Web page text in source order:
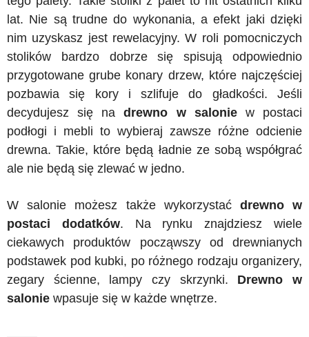
lat. Nie są trudne do wykonania, a efekt jaki dzięki
nim uzyskasz jest rewelacyjny. W roli pomocniczych
stolików bardzo dobrze się spisują odpowiednio
przygotowane grube konary drzew, które najczęściej
pozbawia się kory i szlifuje do gładkości. Jeśli
decydujesz się nadrewno w saloniew postaci
podłogi i mebli to wybieraj zawsze różne odcienie
drewna. Takie, które będą ładnie ze sobą współgrać
ale nie będą się zlewać w jedno.
W salonie możesz także wykorzystać drewno w
postaci dodatków. Na rynku znajdziesz wiele
ciekawych produktów począwszy od drewnianych
podstawek pod kubki, po różnego rodzaju organizery,
zegary ścienne, lampy czy skrzynki. Drewno w
salonie wpasuje się w każde wnętrze.